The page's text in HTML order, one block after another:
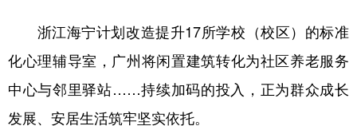
浙江海宁计划改造提升17所学校（校区）的标准
化心理辅导室，广州将闲置建筑转化为社区养老服务
中心与邻里驿站……持续加码的投入，正为群众成长
发展、安居生活筑牢坚实依托。